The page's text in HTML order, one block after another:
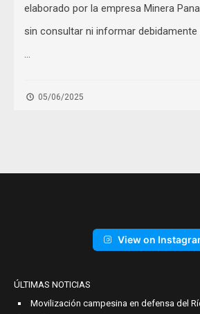
elaborado por la empresa Minera
sin consultar ni informar debidamente
…
05/06/2025
View on
ÚLTIMAS NOTICIAS
Movilización campesina en defensa del